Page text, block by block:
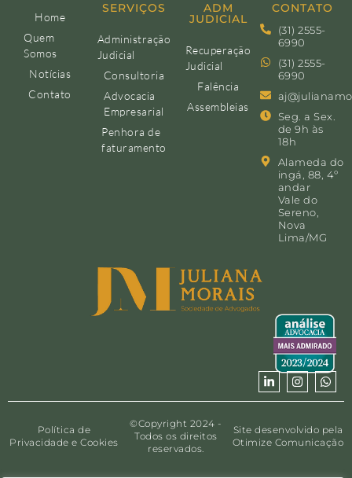
Home
Quem
Somos
Notícias
Contato
SERVIÇOS
Administração
Judicial
Consultoria
Advocacia
Empresarial
Penhora de
faturamento
ADM
JUDICIAL
Recuperação
Judicial
Falência
Assembleias
CONTATO
(31) 2555-
6990
(31) 2555-
6990
Seg. a Sex.
de 9h às
18h
Alameda do
ingá, 88, 4º
andar
Vale do
Sereno,
Nova
Lima/MG
Política de
Privacidade e Cookies
©Copyright 2024 -
Todos os direitos
reservados.
Site desenvolvido pela
Otimize Comunicação